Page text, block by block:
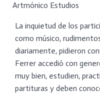
Artmónico Estudios
La inquietud de los
como músico,
diariamente, pidieron
Ferrer accedió con
muy bien, estudien,
partituras y deben